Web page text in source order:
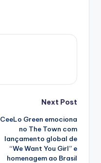
Next Post
CeeLo Green emociona
no The Town com
lançamento global de
“We Want You Girl” e
homenagem ao Brasil